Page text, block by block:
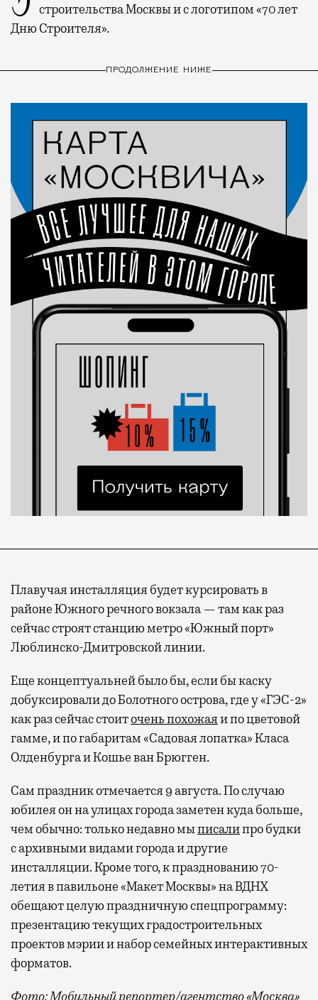
строительства Москвы и с логотипом «70 лет
Дню Строителя».
ПРОДОЛЖЕНИЕ НИЖЕ
Плавучая инсталляция будет курсировать в
районе Южного речного вокзала — там как раз
сейчас строят станцию метро «Южный порт»
Люблинско-Дмитровской линии.
Еще концептуальней было бы, если бы каску
добуксировали до Болотного острова, где у «ГЭС-2»
как раз сейчас стоиточень похожаяи по цветовой
гамме, и по габаритам «Садовая лопатка» Класа
Олденбурга и Кошье ван Брюгген.
Сам праздник отмечается 9 августа. По случаю
юбилея он на улицах города заметен куда больше,
чем обычно: только недавно мыписалипро будки
с архивными видами города и другие
инсталляции. Кроме того, к празднованию 70-
летия в павильоне «Макет Москвы» на ВДНХ
обещают целую праздничную спецпрограмму:
презентацию текущих градостроительных
проектов мэрии и набор семейных интерактивных
форматов.
Фото: Мобильный репортер/агентство «Москва»